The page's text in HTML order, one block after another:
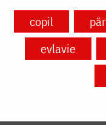
copil
evlavie